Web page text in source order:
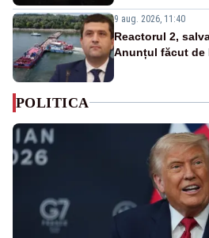
9 aug. 2026, 11:40
Reactorul 2,
Anunțul făcut de
POLITICA